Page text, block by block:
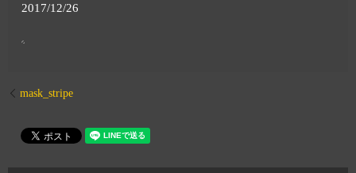
2017/12/26
mask_stripe